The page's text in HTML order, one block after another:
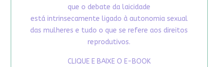
que o debate da laicidade
está intrinsecamente ligado à autonomia sexual
das mulheres e tudo o que se refere aos direitos
reprodutivos.
CLIQUE E BAIXE O E-BOOK